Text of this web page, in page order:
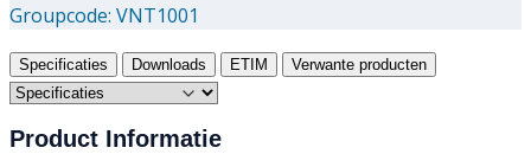
Groupcode: VNT1001
Specificaties Downloads ETIM Verwante producten
Product Informatie